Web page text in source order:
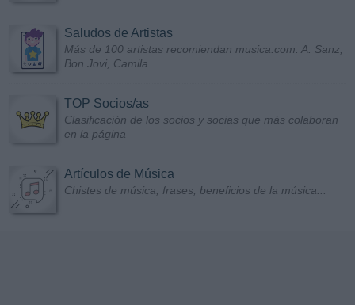
Saludos de Artistas
Más de 100 artistas recomiendan musica.com: A. Sanz,
Bon Jovi, Camila...
TOP Socios/as
Clasificación de los socios y socias que más colaboran
en la página
Artículos de Música
Chistes de música, frases, beneficios de la música...